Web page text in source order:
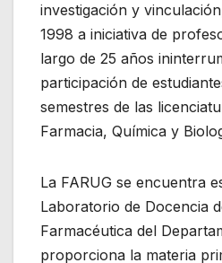
investigación y
1998 a iniciativa de
largo de 25 años
participación de
semestres de las
Farmacia, Química y
La FARUG se encuentra
Laboratorio de Docencia
Farmacéutica del
proporciona la materia